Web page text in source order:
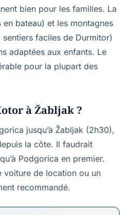
bien pour les familles. La
bateau) et les montagnes
faciles de Durmitor)
adaptées aux enfants. Le
pour la plupart des
à Žabljak ?
jusqu’à Žabljak (2h30),
la côte. Il faudrait
Podgorica en premier.
voiture de location ou un
recommandé.